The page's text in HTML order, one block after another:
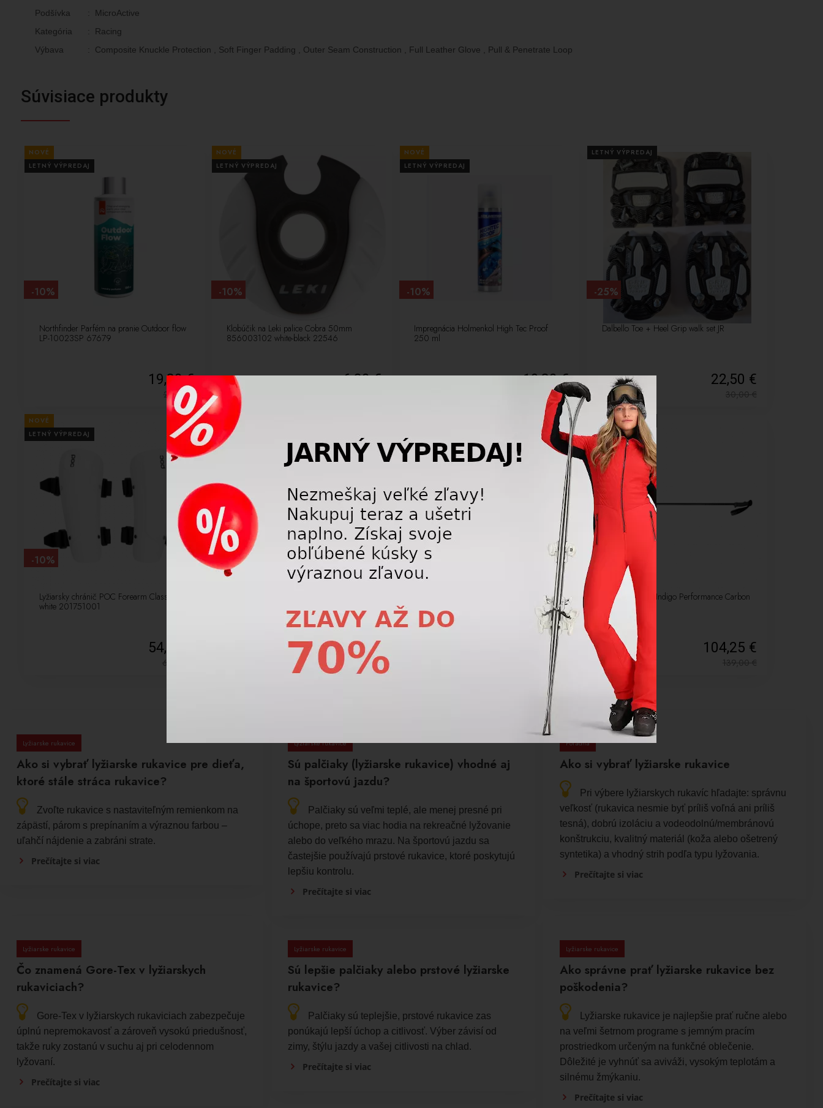
Podšívka
:
MicroActive
Kategória
:
Racing
Výbava
: Composite Knuckle Protection , Soft Finger Padding , Outer Seam Construction , Full Leather Glove , Pull & Penetrate Loop
Súvisiace produkty
NOVÉ
LETNÝ VÝPREDAJ
Northfinder Parfém na pranie Outdoor flow
LP-10023SP 67679
19,80 €
22,00€
-10%
NOVÉ
LETNÝ VÝPREDAJ
Klobúčik na Leki palice Cobra 50mm
856003102 white-black 22546
6,30 €
-10%
NOVÉ
LETNÝ VÝPREDAJ
Impregnácia Holmenkol High Tec Proof
250 ml
19,80 €
22,00€
-10%
LETNÝ VÝPREDAJ
Dalbello Toe + Heel Grip walk set JR
22,50 €
30,00€
-25%
NOVÉ
LETNÝ VÝPREDAJ
Lyžiarsky chránič POC Forearm Classic JR
white 201751001
54,00 €
60,00
-10%
NOVÉ
LETNÝ VÝPREDAJ
1,80 €
2,00€
-10%
Skrutky na štít BOLLE VISOR SCREWS PAIR
QUIZ M6 28mm Plastic Black 2 screws +
2 rings 51345 70040
9,00 €
10,00
-10%
LETNÝ VÝPREDAJ
Lyžiarske palice Indigo Performance Carbon
Black
104,25 €
139,00€
-25%
Lyžiarske rukavice
Ako si vybrať lyžiarske rukavice pre dieťa,
ktoré stále stráca rukavice?
Zvoľte rukavice s nastaviteľným remienkom na
zápästí, párom s prepínaním a výraznou farbou –
uľahčí nájdenie a zabráni strate.
Prečítajte si viac
Lyžiarske rukavice
Sú palčiaky (lyžiarske rukavice) vhodné aj
na športovú jazdu?
Palčiaky sú veľmi teplé, ale menej presné pri
úchope, preto sa viac hodia na rekreačné lyžovanie
alebo do veľkého mrazu. Na športovú jazdu sa
častejšie používajú prstové rukavice, ktoré poskytujú
lepšiu kontrolu.
Prečítajte si viac
Poradňa
Ako si vybrať lyžiarske rukavice
Pri výbere lyžiarskych rukavíc hľadajte: správnu
veľkosť (rukavica nesmie byť príliš voľná ani príliš
tesná), dobrú izoláciu a vodeodolnú/membránovú
konštrukciu, kvalitný materiál (koža alebo ošetrený
syntetika) a vhodný strih podľa typu lyžovania.
Prečítajte si viac
Lyžiarske rukavice
Čo znamená Gore-Tex v lyžiarskych
rukaviciach?
Gore-Tex v lyžiarskych rukaviciach zabezpečuje
úplnú nepremokavosť a zároveň vysokú priedušnosť,
takže ruky zostanú v suchu aj pri celodennom
lyžovaní.
Prečítajte si viac
Lyžiarske rukavice
Sú lepšie palčiaky alebo prstové lyžiarske
rukavice?
Palčiaky sú teplejšie, prstové rukavice zas
ponúkajú lepší úchop a citlivosť. Výber závisí od
zimy, štýlu jazdy a vašej citlivosti na chlad.
Prečítajte si viac
Lyžiarske rukavice
Ako správne prať lyžiarske rukavice bez
poškodenia?
Lyžiarske rukavice je najlepšie prať ručne alebo
na veľmi šetrnom programe s jemným pracím
prostriedkom určeným na funkčné oblečenie.
Dôležité je vyhnúť sa aviváži, vysokým teplotám a
silnému žmýkaniu.
Prečítajte si viac